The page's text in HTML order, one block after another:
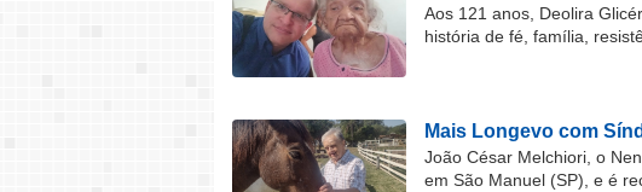
Aos 121 anos, Deolira
história de fé, família,
Mais Longevo com
João César Melchiori, o
em São Manuel (SP), e é